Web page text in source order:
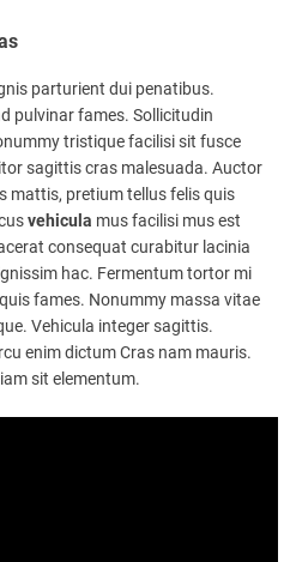
parturient dui penatibus.
pulvinar fames. Sollicitudin
tristique facilisi sit fusce
sagittis cras malesuada. Auctor
mattis, pretium tellus felis quis
vehicula mus facilisi mus est
consequat curabitur lacinia
hac. Fermentum tortor mi
fames. Nonummy massa vitae
Vehicula integer sagittis.
enim dictum Cras nam mauris.
sit elementum.